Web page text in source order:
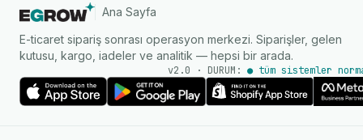
Ana Sayfa
E-ticaret sipariş sonrası operasyon merkezi. Siparişler, gelen
kutusu, kargo, iadeler ve analitik — hepsi bir arada.
v2.0 · DURUM: ● tüm sistemler